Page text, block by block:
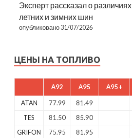
Эксперт рассказал о
летних и зимних шин
опубликовано 31/07/2026
ЦЕНЫ НА ТОПЛИВО
A92 A95 A95+
ATAN 77.99 81.49
TES
81.50 85.90
GRIFON
75.95 81.95